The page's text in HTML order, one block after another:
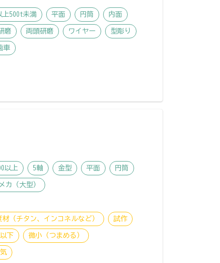
上500t未満 平面 円筒 内面
磨 両頭研磨 ワイヤー 型彫り
車
以上 5軸 金型 平面 円筒
カ（大型）
材（チタン、インコネルなど） 試作
下 微小（つまめる）